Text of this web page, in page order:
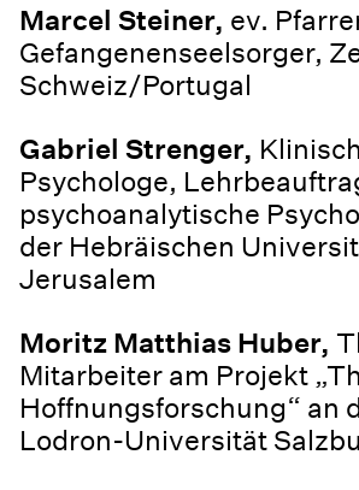
Marcel Steiner, ev.
Gefangenenseelsorger,
Schweiz/Portugal
Gabriel Strenger,
Psychologe,
psychoanalytische
der Hebräischen
Jerusalem
Moritz Matthias Huber,
Mitarbeiter am Projekt
Hoffnungsforschung“ an
Lodron-Universität